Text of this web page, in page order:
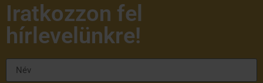
Iratkozzon fel
hírlevelünkre!